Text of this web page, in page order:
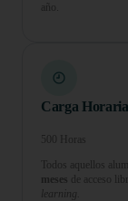
año.
Carga Horaria
500 Horas
Todos aquellos
meses de acceso
learning.